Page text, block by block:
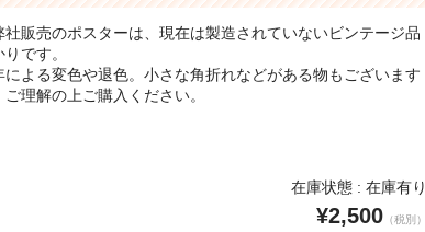
販売のポスターは、現在は製造されていないビンテージ品
りです。
による変色や退色。小さな角折れなどがある物もございます
ご理解の上ご購入ください。
在庫状態 : 在庫有り
¥2,500 （税別）